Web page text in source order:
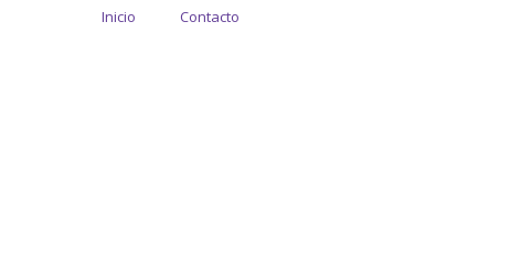
Inicio Contacto